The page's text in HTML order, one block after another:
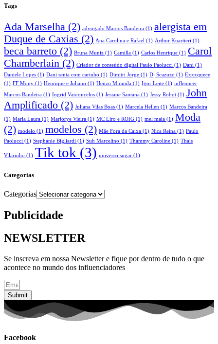
Tags
Ada Marselha (2) advogado Marcos Bandeira (1) alergista em
Duque de Caxias (2) Ana Carolina e Rafael (1) Arthur Kuartieri (1)
beca barreto (2) Bruna Muniz (1) Camilla (1) Carlos Henrique (1) Carol
Chamberlain (2) Criador de conteúdo digital Paulo Paolucci (1) Dani (1)
Daniele Lopes (1) Dani senta com carinho (1) Dimitri Jorge (1) Dj Scazuzo (1) Exxxquece
(1) FF Mony (1) Henrique e Juliano (1) Henzo Miranda (1) Igor Leite (1) infleuncer
Marcos Bandeira (1) Ingrid Vasconcelos (1) Jesiane Santana (1) Jessy Robot (1) John
Amplificado (2) Juliana Vilas Boas (1) Marcela Hellen (1) Marcos Bandeira
(1) Maria Laura (1) Marjorye Vieira (1) MC Liro e ROIG (1) mel maia (1) Moda
(2) modelo (1) modelos (2) Mãe Fora da Caixa (1) Nica Reina (1) Paulo
Paolucci (1) Stephanie Bigliardi (1) Suh Marcelino (1) Thammy Caroline (1) Thaís
Vilarinho (1) Tik tok (3) universo sugar (1)
Categorias
Categorias
Publicidade
NEWSLETTER
Se inscreva em nossa Newsletter e fique por dentro de tudo o que
acontece no mundo dos influenciadores
Submit
Facebook